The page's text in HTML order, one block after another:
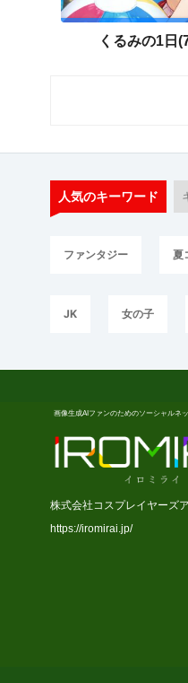
くるみの1日
人気のキーワード
ファンタジー 夏
JK 女の子
画像生成AIファンのためのソーシャルネ
株式会社コスプレイヤーズ
https://iromirai.jp/